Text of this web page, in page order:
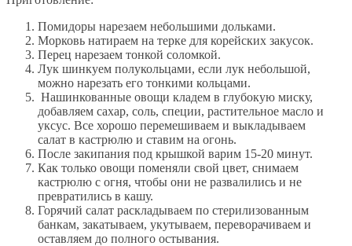
Помидоры нарезаем небольшими дольками.
Морковь натираем на терке для корейских закусок.
Перец нарезаем тонкой соломкой.
Лук шинкуем полукольцами, если лук небольшой,
можно нарезать его тонкими кольцами.
Нашинкованные овощи кладем в глубокую миску,
добавляем сахар, соль, специи, растительное масло и
уксус. Все хорошо перемешиваем и выкладываем
салат в кастрюлю и ставим на огонь.
После закипания под крышкой варим 15-20 минут.
Как только овощи поменяли свой цвет, снимаем
кастрюлю с огня, чтобы они не развалились и не
превратились в кашу.
Горячий салат раскладываем по стерилизованным
банкам, закатываем, укутываем, переворачиваем и
оставляем до полного остывания.